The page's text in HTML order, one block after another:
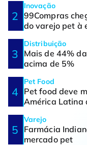
Inovação
99Compras
do varejo pet à
Distribuição
Mais de 44%
acima de 5%
Pet Food
Pet food deve
América Latina
Varejo
Farmácia
mercado pet